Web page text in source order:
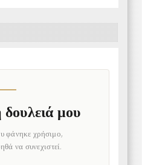
μου
φάνηκε χρήσιμο,
να συνεχιστεί.